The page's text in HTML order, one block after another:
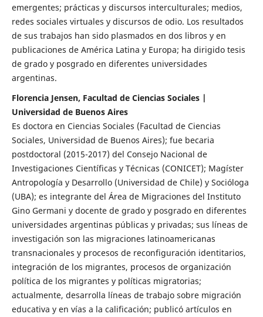
emergentes; prácticas y discursos interculturales; medios,
redes sociales virtuales y discursos de odio. Los resultados
de sus trabajos han sido plasmados en dos libros y en
publicaciones de América Latina y Europa; ha dirigido tesis
de grado y posgrado en diferentes universidades
argentinas.
Florencia Jensen, Facultad de Ciencias Sociales |
Universidad de Buenos Aires
Es doctora en Ciencias Sociales (Facultad de Ciencias
Sociales, Universidad de Buenos Aires); fue becaria
postdoctoral (2015-2017) del Consejo Nacional de
Investigaciones Científicas y Técnicas (CONICET); Magíster
Antropología y Desarrollo (Universidad de Chile) y Socióloga
(UBA); es integrante del Área de Migraciones del Instituto
Gino Germani y docente de grado y posgrado en diferentes
universidades argentinas públicas y privadas; sus líneas de
investigación son las migraciones latinoamericanas
transnacionales y procesos de reconfiguración identitarios,
integración de los migrantes, procesos de organización
política de los migrantes y políticas migratorias;
actualmente, desarrolla líneas de trabajo sobre migración
educativa y en vías a la calificación; publicó artículos en